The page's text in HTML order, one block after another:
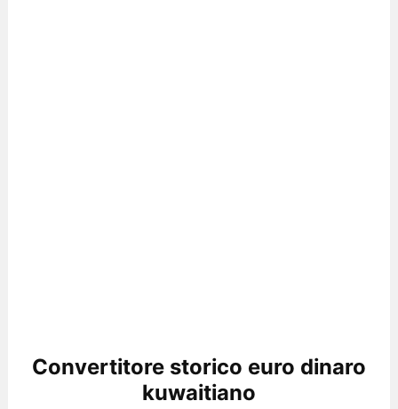
Convertitore storico euro dinaro
kuwaitiano